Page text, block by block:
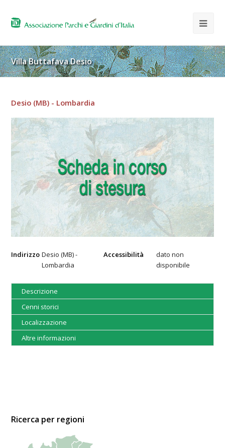
Villa Buttafava Desio
Desio (MB) - Lombardia
Indirizzo Desio (MB) -
Lombardia
Accessibilità
dato non
disponibile
Descrizione
Cenni storici
Localizzazione
Altre informazioni
Ricerca per regioni